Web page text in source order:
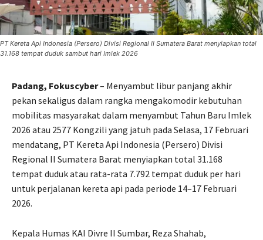
PT Kereta Api Indonesia (Persero) Divisi Regional II Sumatera Barat menyiapkan total
31.168 tempat duduk sambut hari Imlek 2026
Padang, Fokuscyber– Menyambut libur panjang akhir
pekan sekaligus dalam rangka mengakomodir kebutuhan
mobilitas masyarakat dalam menyambut Tahun Baru Imlek
2026 atau 2577 Kongzili yang jatuh pada Selasa, 17 Februari
mendatang, PT Kereta Api Indonesia (Persero) Divisi
Regional II Sumatera Barat menyiapkan total 31.168
tempat duduk atau rata-rata 7.792 tempat duduk per hari
untuk perjalanan kereta api pada periode 14–17 Februari
2026.
Kepala Humas KAI Divre II Sumbar, Reza Shahab,